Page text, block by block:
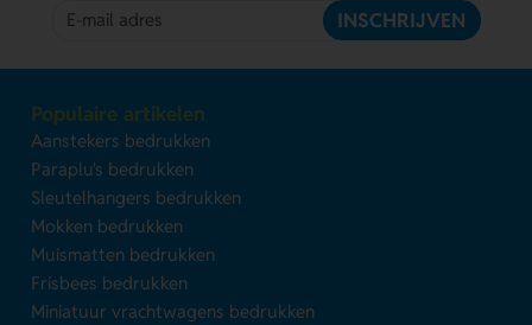
INSCHRIJVEN
Populaire artikelen
Aanstekers bedrukken
Paraplu's bedrukken
Sleutelhangers bedrukken
Mokken bedrukken
Muismatten bedrukken
Frisbees bedrukken
Miniatuur vrachtwagens bedrukken